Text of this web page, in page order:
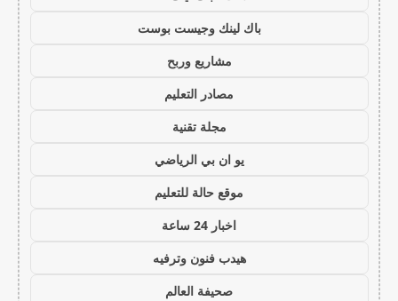
باك لينك وجيست بوست
مشاريع وربح
مصادر التعليم
مجلة تقنية
يو ان بي الرياضي
موقع حالة للتعليم
اخبار 24 ساعة
هيدب فنون وترفيه
صحيفة العالم